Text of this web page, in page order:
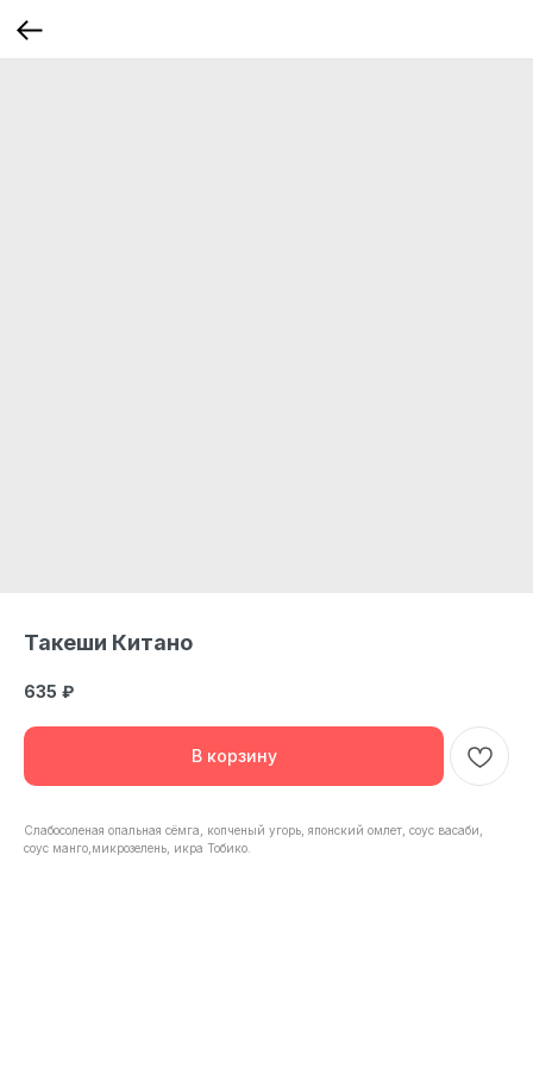
Такеши Китано
635 ₽
В корзину
Слабосоленая опальная сёмга, копченый угорь, японский омлет, соус васаби,
соус манго,микрозелень, икра Тобико.